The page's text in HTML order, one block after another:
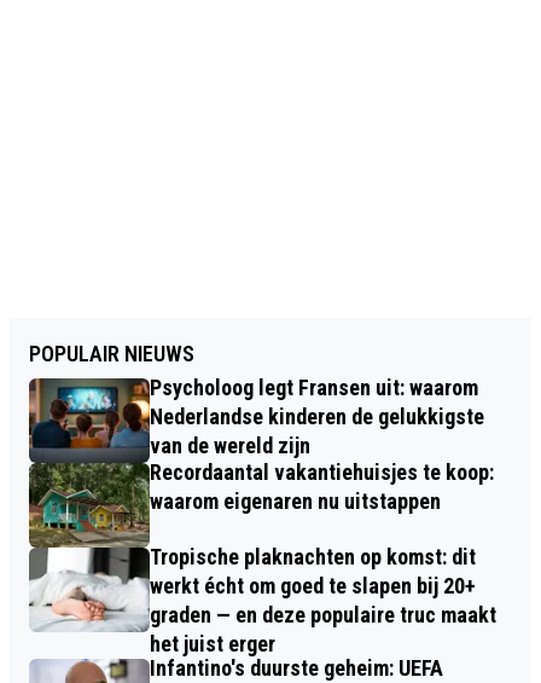
POPULAIR NIEUWS
Psycholoog legt Fransen uit: waarom
Nederlandse kinderen de gelukkigste
van de wereld zijn
Recordaantal vakantiehuisjes te koop:
waarom eigenaren nu uitstappen
Tropische plaknachten op komst: dit
werkt écht om goed te slapen bij 20+
graden — en deze populaire truc maakt
het juist erger
Infantino's duurste geheim: UEFA